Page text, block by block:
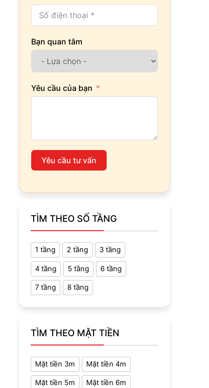
Bạn quan tâm
Yêu cầu của bạn
Yêu cầu tư vấn
TÌM THEO SỐ TẦNG
1 tầng 2 tầng 3 tầng
4 tầng 5 tầng 6 tầng
7 tầng 8 tầng
TÌM THEO MẶT TIỀN
Mặt tiền 3m Mặt tiền 4m
Mặt tiền 5m Mặt tiền 6m